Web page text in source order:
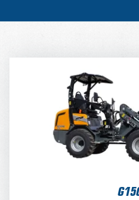
110,-
88,-
66,-